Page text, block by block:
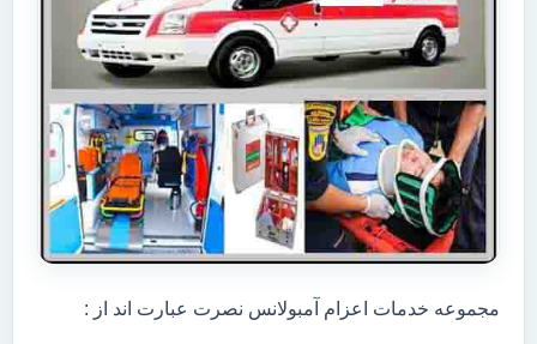
مجموعه خدمات اعزام آمبولانس نصرت عبارت اند از :